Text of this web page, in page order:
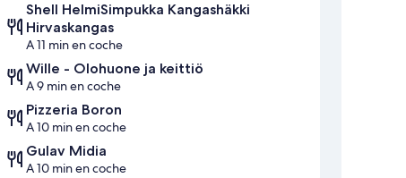
Shell HelmiSimpukka Kangashäkki
Hirvaskangas
A 11 min en coche
Wille - Olohuone ja keittiö
A 9 min en coche
Pizzeria Boron
A 10 min en coche
Gulav Midia
A 10 min en coche